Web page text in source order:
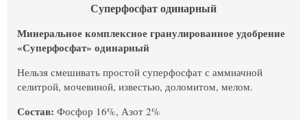
Суперфосфат одинарный
Минеральное комплексное гранулированное удобрение
«Суперфосфат» одинарный
Нельзя смешивать простой суперфосфат с аммиачной
селитрой, мочевиной, известью, доломитом, мелом.
Состав: Фосфор 16%, Азот 2%